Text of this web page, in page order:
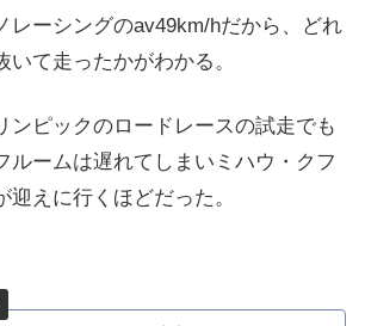
レーシングのav49km/hだから、どれ
いて走ったかがわかる。
ンピックのロードレースの試走でも
ルームは遅れてしまいミハウ・クフ
迎えに行くほどだった。